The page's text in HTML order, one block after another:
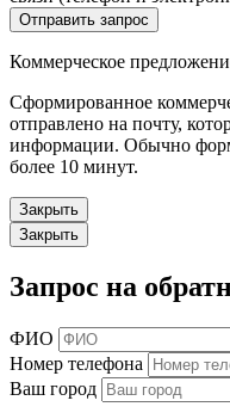
Отправить запрос
Коммерческое
Сформированное
отправлено на почту,
информации. Обычно
более 10 минут.
Закрыть
Закрыть
Запрос на
ФИО
Номер телефона
Ваш город